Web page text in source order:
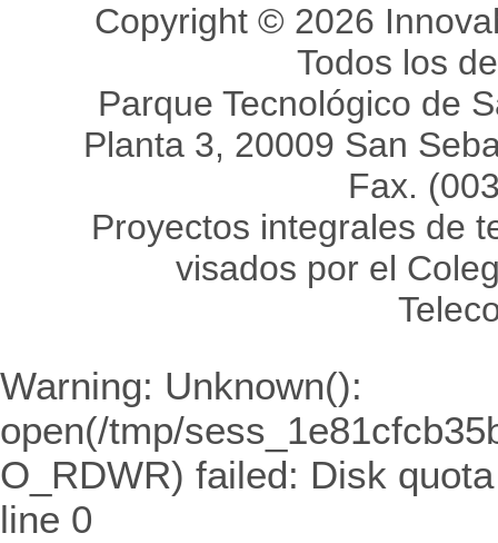
Copyright © 2026
Todos los
Parque Tecnológico de
Planta 3, 20009 San
Fax.
Proyectos integrales de
visados por el
Warning: Unknown():
open(/tmp/
O_RDWR) failed: Disk
line 0